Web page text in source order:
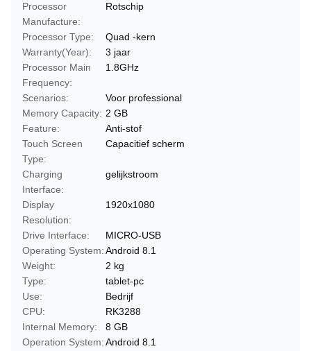
Processor
Manufacture:
Rotschip
Processor Type:
Quad -kern
Warranty(Year):
3 jaar
Processor Main
Frequency:
1.8GHz
Scenarios:
Voor professional
Memory Capacity: 2 GB
Feature:
Anti-stof
Touch Screen
Type:
Capacitief scherm
Charging
Interface:
gelijkstroom
Display
Resolution:
1920x1080
Drive Interface:
MICRO-USB
Operating System:Android 8.1
Weight:
2 kg
Type:
tablet-pc
Use:
Bedrijf
CPU:
RK3288
Internal Memory:
8 GB
Operation System:Android 8.1